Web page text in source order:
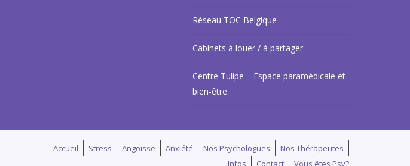
Réseau TOC Belgique
Cabinets à louer / à partager
Centre Tulipe – Espace paramédicale et
bien-être.
Accueil Stress Angoisse Anxiété Nos Psychologues
Nos Thérapeutes
Infos
Contact Vous êtes Psy?